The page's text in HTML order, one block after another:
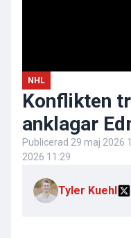
NHL
Konflikten
anklagar
Publicerad 29 maj 2026
2026 11:29
Tyler Kuehl